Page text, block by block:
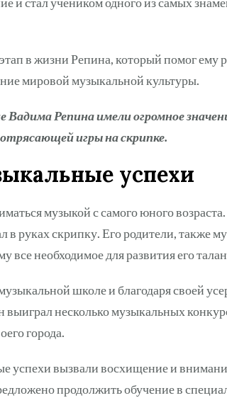
в жизни Репина, который помог ему
мировой музыкальной культуры.
Вадима Репина имели огромное
игры на скрипке.
успехи
музыкой с самого юного
в руках скрипку. Его родители, также
все необходимое для развития его
школе и благодаря своей
несколько музыкальных
города.
успехи вызвали восхищение и
продолжить обучение в